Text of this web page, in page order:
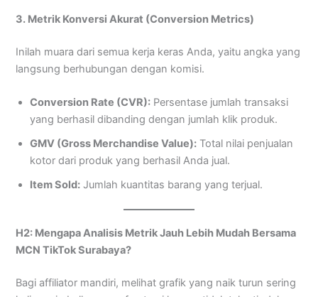
3. Metrik Konversi Akurat (Conversion Metrics)
Inilah muara dari semua kerja keras Anda, yaitu angka yang
langsung berhubungan dengan komisi.
Conversion Rate (CVR): Persentase jumlah transaksi
yang berhasil dibanding dengan jumlah klik produk.
GMV (Gross Merchandise Value): Total nilai penjualan
kotor dari produk yang berhasil Anda jual.
Item Sold: Jumlah kuantitas barang yang terjual.
H2: Mengapa Analisis Metrik Jauh Lebih Mudah Bersama
MCN TikTok Surabaya?
Bagi affiliator mandiri, melihat grafik yang naik turun sering